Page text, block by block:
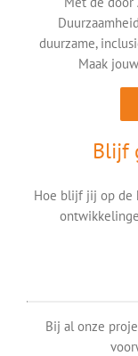
duurzame,
Maak
Blijf
Hoe blijf jij op de
Bij al onze